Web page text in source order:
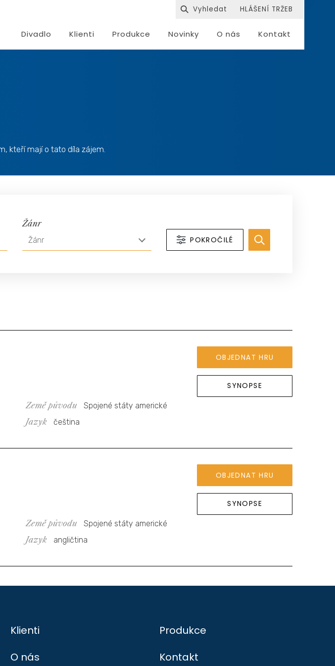
Divadlo Klienti Produkce Novinky O nás Kontakt
HLÁŠENÍ TRŽEB
kteří mají o tato díla zájem.
Žánr
Žánr POKROČILÉ
Země původu Spojené státy americké
Jazyk čeština
OBJEDNAT HRU
SYNOPSE
Země původu Spojené státy americké
Jazyk angličtina
OBJEDNAT HRU
SYNOPSE
Klienti
O nás
Produkce
Kontakt